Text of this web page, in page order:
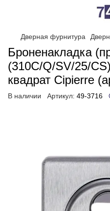
Дверная фурнитура
Броненакладка
(310C/Q/SV/25/
квадрат Cipierre
В наличии Артикул: 49-3716